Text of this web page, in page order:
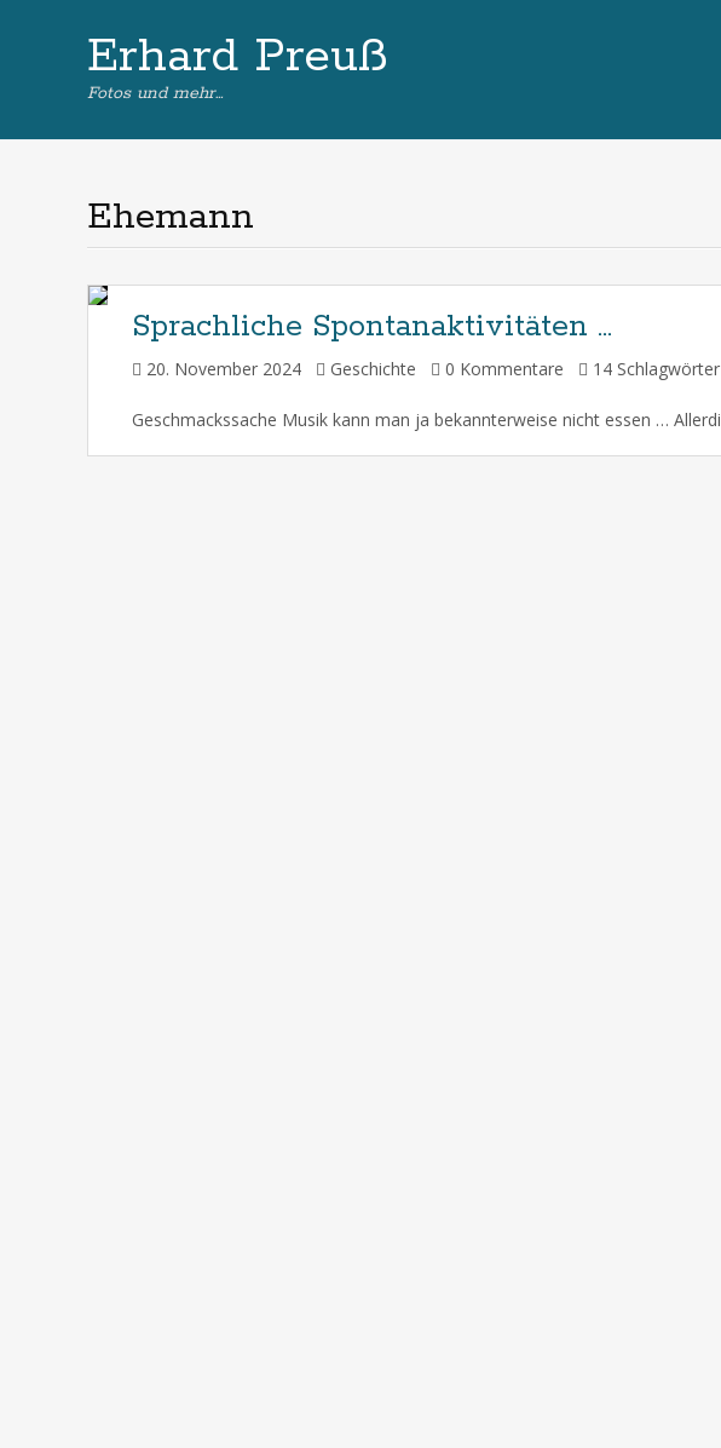
Erhard Preuß
Fotos und mehr…
Ehemann
Sprachliche Spontanaktivitäten …
20. November 2024 Geschichte 0 Kommentare 14 Schlagwörter